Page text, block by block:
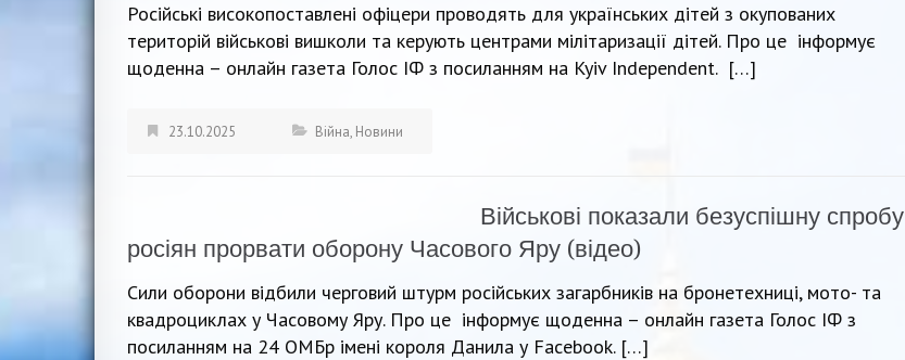
Російські високопоставлені офіцери проводять для українських дітей з окупованих
територій військові вишколи та керують центрами мілітаризації дітей. Про це інформує
щоденна – онлайн газета Голос ІФ з посиланням на Kyiv Independent. […]
23.10.2025 Війна, Новини
Військові показали безуспішну спробу
росіян прорвати оборону Часового Яру (відео)
Сили оборони відбили черговий штурм російських загарбників на бронетехниці, мото- та
квадроциклах у Часовому Яру. Про це інформує щоденна – онлайн газета Голос ІФ з
посиланням на 24 ОМБр імені короля Данила у Facebook. […]